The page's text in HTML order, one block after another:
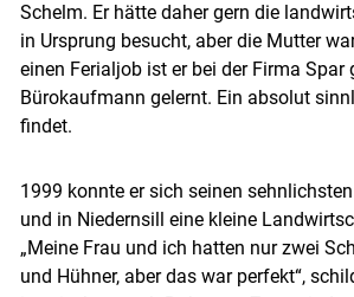
Schelm. Er hätte daher gern die
in Ursprung besucht, aber die Mutter
einen Ferialjob ist er bei der Firma Spar
Bürokaufmann gelernt. Ein absolut
findet.
1999 konnte er sich seinen
und in Niedernsill eine kleine
„Meine Frau und ich hatten nur zwei
und Hühner, aber das war perfekt“,